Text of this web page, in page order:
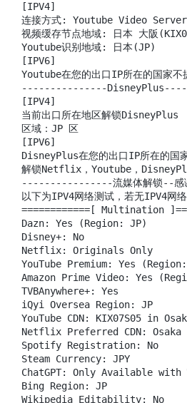
[IPV4]
连接方式: Youtube Video Server
视频缓存节点地域: 日本 大阪
Youtube识别地域: 日本(JP)
[IPV6]
Youtube在您的出口IP所在的国家不
---------------
[IPV4]
当前出口所在地区解锁DisneyPlus
区域：JP 区
[IPV6]
DisneyPlus在您的出口IP所在的国
解锁Netflix，Youtube，
----------------流媒体解锁--感
以下为IPV4网络测试，若无IPV4网
============[ Multination
Dazn: Yes (Region: JP)
Disney+: No
Netflix: Originals Only
YouTube Premium: Yes
Amazon Prime Video: Yes
TVBAnywhere+: Yes
iQyi Oversea Region: JP
YouTube CDN: KIX07S05 in
Netflix Preferred CDN: Osaka
Spotify Registration: No
Steam Currency: JPY
ChatGPT: Only Available with
Bing Region: JP
Wikipedia Editability: No